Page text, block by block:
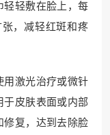
轻轻敷在脸上，每
，减轻红斑和疼
用激光治疗或微针
于皮肤表面或内部
修复，达到去除脸